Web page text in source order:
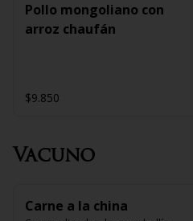
Pollo mongoliano con
arroz chaufán
$9.850
Vacuno
Carne a la china